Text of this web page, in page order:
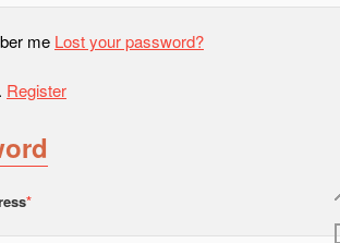
me Lost your password?
Register
*